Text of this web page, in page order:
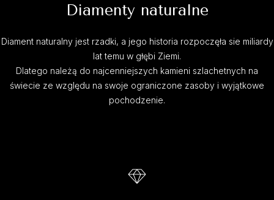
Diamenty naturalne
Diament naturalny jest rzadki, a jego historia rozpoczęła sie miliardy
lat temu w głębi Ziemi.
Dlatego należą do najcenniejszych kamieni szlachetnych na
świecie ze względu na swoje ograniczone zasoby i wyjątkowe
pochodzenie.